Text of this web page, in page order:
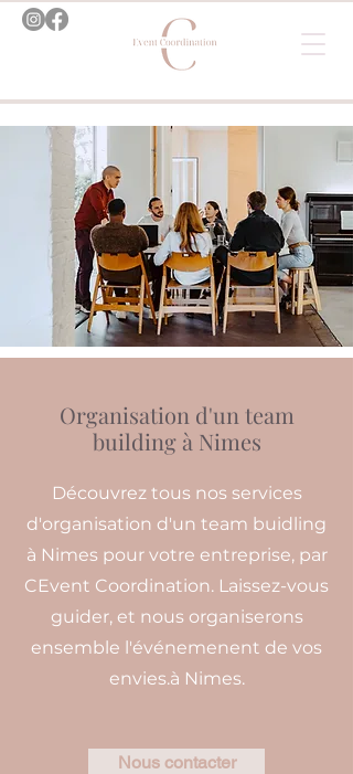
Organisation d'un team
building à Nimes
Découvrez tous nos services
d'organisation d'un team buidling
à Nimes pour votre entreprise, par
CEvent Coordination. Laissez-vous
guider, et nous organiserons
ensemble l'événemenent de vos
envies.à Nimes.
Nous contacter